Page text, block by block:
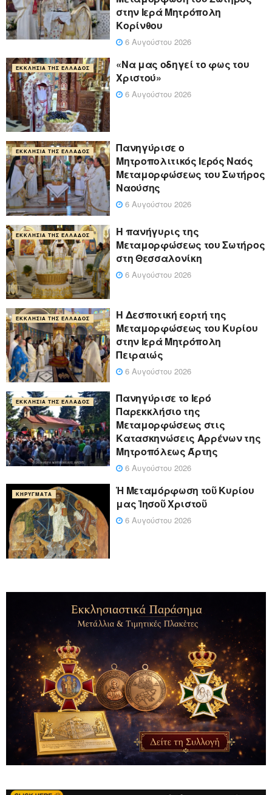
στην Ιερά Μητρόπολη
Κορίνθου
6 Αυγούστου 2026
ΕΚΚΛΗΣΊΑ ΤΗΣ ΕΛΛΆΔΟΣ
«Να μας οδηγεί το φως του
Χριστού»
6 Αυγούστου 2026
ΕΚΚΛΗΣΊΑ ΤΗΣ ΕΛΛΆΔΟΣ
Πανηγύρισε ο
Μητροπολιτικός Ιερός Ναός
Μεταμορφώσεως του Σωτήρος
Ναούσης
6 Αυγούστου 2026
ΕΚΚΛΗΣΊΑ ΤΗΣ ΕΛΛΆΔΟΣ
Η πανήγυρις της
Μεταμορφώσεως του Σωτήρος
στη Θεσσαλονίκη
6 Αυγούστου 2026
ΕΚΚΛΗΣΊΑ ΤΗΣ ΕΛΛΆΔΟΣ
Η Δεσποτική εορτή της
Μεταμορφώσεως του Κυρίου
στην Ιερά Μητρόπολη
Πειραιώς
6 Αυγούστου 2026
ΕΚΚΛΗΣΊΑ ΤΗΣ ΕΛΛΆΔΟΣ
Πανηγύρισε το Ιερό
Παρεκκλήσιο της
Μεταμορφώσεως στις
Κατασκηνώσεις Αρρένων της
Μητροπόλεως Άρτης
6 Αυγούστου 2026
ΚΗΡΎΓΜΑΤΑ
Ἡ Μεταμόρφωση τοῦ Κυρίου
μας Ἰησοῦ Χριστοῦ
6 Αυγούστου 2026